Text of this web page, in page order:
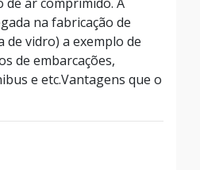
na fabricação de
de vidro) a exemplo de
de embarcações,
e etc.Vantagens que o